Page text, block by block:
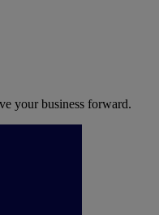
your business forward.